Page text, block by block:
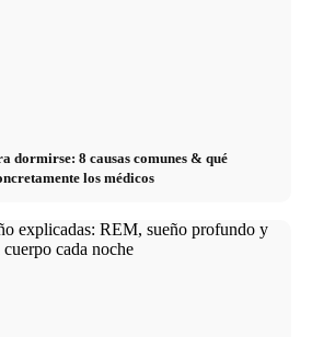
dormirse: 8 causas comunes & qué
los médicos